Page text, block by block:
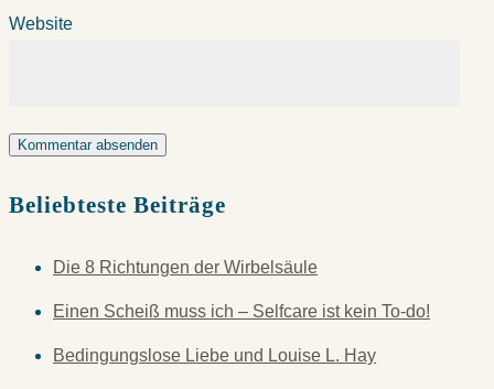
Website
Beliebteste Beiträge
Die 8 Richtungen der Wirbelsäule
Einen Scheiß muss ich – Selfcare ist kein To-do!
Bedingungslose Liebe und Louise L. Hay